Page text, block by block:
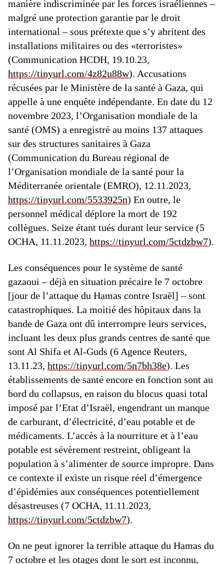
manière indiscriminée par les forces israéliennes –
malgré une protection garantie par le droit
international – sous prétexte que s’y abritent des
installations militaires ou des «terroristes»
(Communication HCDH, 19.10.23,
https://tinyurl.com/4z82u88w). Accusations
récusées par le Ministère de la santé à Gaza, qui
appelle à une enquête indépendante. En date du 12
novembre 2023, l’Organisation mondiale de la
santé (OMS) a enregistré au moins 137 attaques
sur des structures sanitaires à Gaza
(Communication du Bureau régional de
l’Organisation mondiale de la santé pour la
Méditerranée orientale (EMRO), 12.11.2023,
https://tinyurl.com/5533925n) En outre, le
personnel médical déplore la mort de 192
collègues. Seize étant tués durant leur service (5
OCHA, 11.11.2023, https://tinyurl.com/5ctdzbw7).
Les conséquences pour le système de santé
gazaoui – déjà en situation précaire le 7 octobre
[jour de l’attaque du Hamas contre Israël] – sont
catastrophiques. La moitié des hôpitaux dans la
bande de Gaza ont dû interrompre leurs services,
incluant les deux plus grands centres de santé que
sont Al Shifa et Al-Guds (6 Agence Reuters,
13.11.23, https://tinyurl.com/5n7bh38e). Les
établissements de santé encore en fonction sont au
bord du collapsus, en raison du blocus quasi total
imposé par l’Etat d’Israël, engendrant un manque
de carburant, d’électricité, d’eau potable et de
médicaments. L’accès à la nourriture et à l’eau
potable est sévèrement restreint, obligeant la
population à s’alimenter de source impropre. Dans
ce contexte il existe un risque réel d’émergence
d’épidémies aux conséquences potentiellement
désastreuses (7 OCHA, 11.11.2023,
https://tinyurl.com/5ctdzbw7).
On ne peut ignorer la terrible attaque du Hamas du
7 octobre et les otages dont le sort est inconnu,